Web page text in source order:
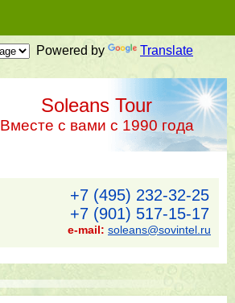
Powered by Translate
Soleans Tour
Вместе с вами с 1990 года
+7 (495) 232-32-25
+7 (901) 517-15-17
e-mail: soleans@sovintel.ru